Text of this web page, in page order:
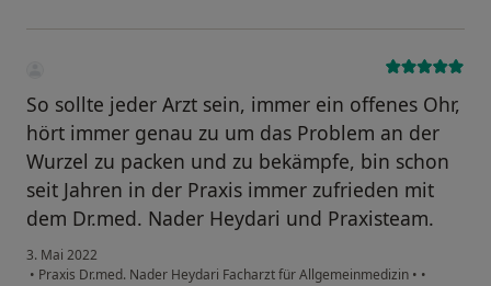
So sollte jeder Arzt sein, immer ein offenes Ohr,
hört immer genau zu um das Problem an der
Wurzel zu packen und zu bekämpfe, bin schon
seit Jahren in der Praxis immer zufrieden mit
dem Dr.med. Nader Heydari und Praxisteam.
3. Mai 2022
• Praxis Dr.med. Nader Heydari Facharzt für Allgemeinmedizin • •